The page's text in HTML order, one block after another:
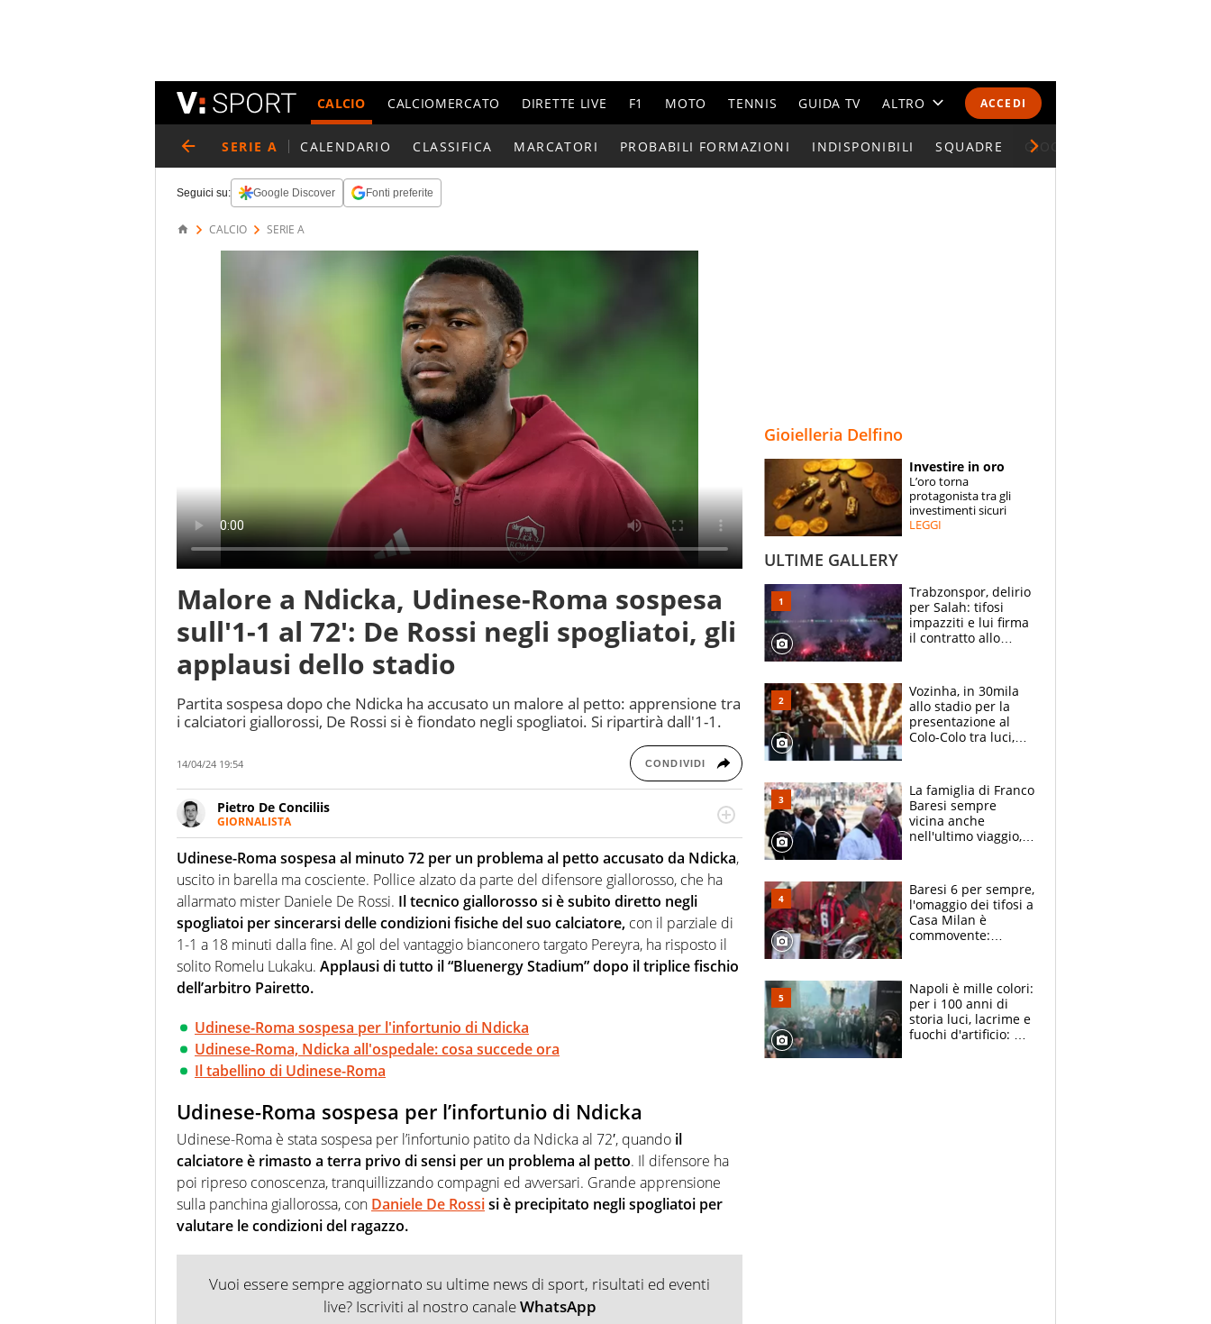
ACCEDI
CALCIO CALCIOMERCATO DIRETTE LIVE F1 MOTO TENNIS GUIDA TV ALTRO
CALENDARI E CLASSIFICHE
ESPERTI
CONTATTI
SERIE A CALENDARIO CLASSIFICA MARCATORI PROBABILI FORMAZIONI INDISPONIBILI SQUADRE GIOCATORI SERIE A
Seguici su: Google Discover Fonti preferite
CALCIO SERIE A
Malore a Ndicka, Udinese-Roma sospesa
sull'1-1 al 72': De Rossi negli spogliatoi, gli
applausi dello stadio
Partita sospesa dopo che Ndicka ha accusato un malore al petto: apprensione tra
i calciatori giallorossi, De Rossi si è fiondato negli spogliatoi. Si ripartirà dall'1-1.
14/04/24 19:54 CONDIVIDI
Pietro De Conciliis
GIORNALISTA
Giornalista pubblicista e speaker radiofonico, per Virgilio Sport si occupa di calcio con
uno sguardo attento e competente sui campionati di Serie B e Serie C
Udinese-Roma sospesa al minuto 72 per un problema al petto accusato da Ndicka,
uscito in barella ma cosciente. Pollice alzato da parte del difensore giallorosso, che ha
allarmato mister Daniele De Rossi. Il tecnico giallorosso si è subito diretto negli
spogliatoi per sincerarsi delle condizioni fisiche del suo calciatore, con il parziale di
1-1 a 18 minuti dalla fine. Al gol del vantaggio bianconero targato Pereyra, ha risposto il
solito Romelu Lukaku. Applausi di tutto il “Bluenergy Stadium” dopo il triplice fischio
dell’arbitro Pairetto.
Udinese-Roma sospesa per l'infortunio di Ndicka
Udinese-Roma, Ndicka all'ospedale: cosa succede ora
Il tabellino di Udinese-Roma
Udinese-Roma sospesa per l’infortunio di Ndicka
Udinese-Roma è stata sospesa per l’infortunio patito da Ndicka al 72′, quando il
calciatore è rimasto a terra privo di sensi per un problema al petto. Il difensore ha
poi ripreso conoscenza, tranquillizzando compagni ed avversari. Grande apprensione
sulla panchina giallorossa, con Daniele De Rossisi è precipitato negli spogliatoi per
valutare le condizioni del ragazzo.
Vuoi essere sempre aggiornato su ultime news di sport, risultati ed eventi
live? Iscriviti al nostro canaleWhatsApp
Gioielleria Delfino
Investire in oro
L’oro torna
protagonista tra gli
investimenti sicuri
LEGGI
ULTIME GALLERY
Trabzonspor, delirio
per Salah: tifosi
impazziti e lui firma
il contratto allo
Vozinha, in 30mila
allo stadio per la
presentazione al
Colo-Colo tra luci,
La famiglia di Franco
Baresi sempre
vicina anche
nell'ultimo viaggio,
circondati
dall'affetto dei tifosi
Baresi 6 per sempre,
l'omaggio dei tifosi a
Casa Milan è
commovente:
bigliettini
Napoli è mille colori:
per i 100 anni di
storia luci, lacrime e
fuochi d'artificio: De